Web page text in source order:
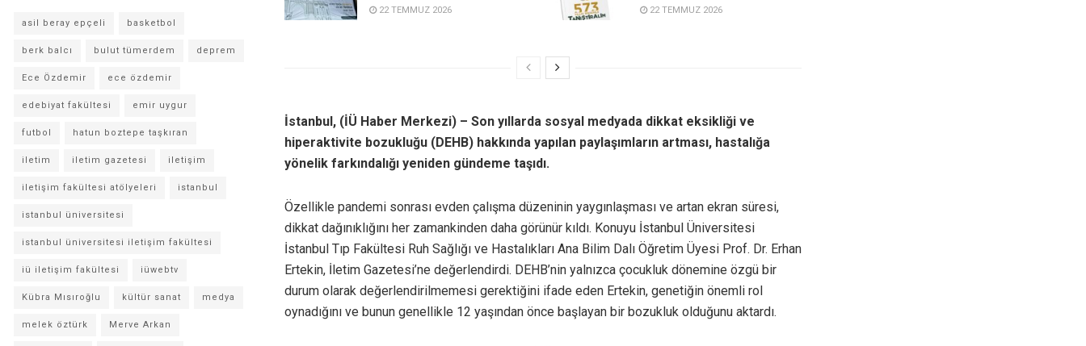
22 TEMMUZ 2026 22 TEMMUZ 2026
İstanbul, (İÜ Haber Merkezi) – Son yıllarda sosyal medyada dikkat eksikliği ve
hiperaktivite bozukluğu (DEHB) hakkında yapılan paylaşımların artması, hastalığa
yönelik farkındalığı yeniden gündeme taşıdı.
Özellikle pandemi sonrası evden çalışma düzeninin yaygınlaşması ve artan ekran süresi,
dikkat dağınıklığını her zamankinden daha görünür kıldı. Konuyu İstanbul Üniversitesi
İstanbul Tıp Fakültesi Ruh Sağlığı ve Hastalıkları Ana Bilim Dalı Öğretim Üyesi Prof. Dr. Erhan
Ertekin, İletim Gazetesi’ne değerlendirdi. DEHB’nin yalnızca çocukluk dönemine özgü bir
durum olarak değerlendirilmemesi gerektiğini ifade eden Ertekin, genetiğin önemli rol
oynadığını ve bunun genellikle 12 yaşından önce başlayan bir bozukluk olduğunu aktardı.
asil beray epçeli basketbol
berk balcı bulut tümerdem deprem
Ece Özdemir ece özdemir
edebiyat fakültesi emir uygur
futbol hatun boztepe taşkıran
iletim iletim gazetesi iletişim
iletişim fakültesi atölyeleri istanbul
istanbul üniversitesi
istanbul üniversitesi iletişim fakültesi
iü iletişim fakültesi iüwebtv
Kübra Mısıroğlu kültür sanat medya
melek öztürk Merve Arkan